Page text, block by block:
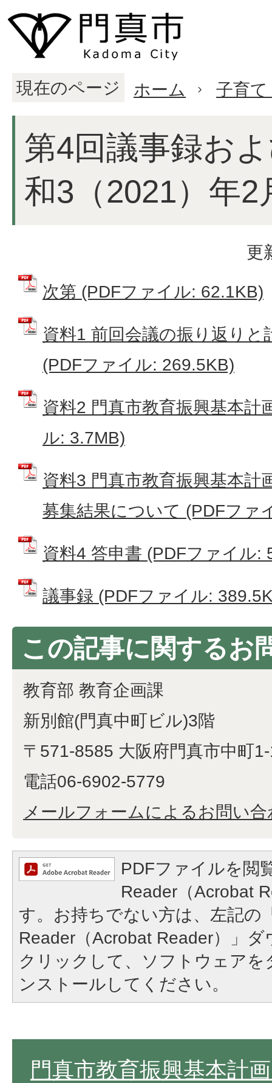
現在のページ ホーム 子育て
第4回議事録お
和3（2021）年2
更
次第 (PDFファイル: 62.1KB)
資料1 前回会議の振り返りと
(PDFファイル: 269.5KB)
資料2 門真市教育振興基本計
ル: 3.7MB)
資料3 門真市教育振興基本計
募集結果について (PDFファ
資料4 答申書 (PDFファイル:
議事録 (PDFファイル:
この記事に関するお
教育部 教育企画課
新別館(門真中町ビル)3階
〒571-8585 大阪府門真市中町
電話06-6902-5779
メールフォームによるお問い合
PDFファイルを閲
Reader（Acrobat
す。お持ちでない方は、左記の
Reader（Acrobat Reader）」
クリックして、ソフトウェア
ンストールしてください。
門真市教育振興基本計